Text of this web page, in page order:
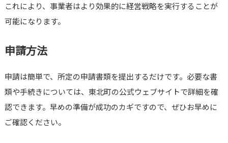
これにより、事業者はより効果的に経営戦略を実行することが
可能になります。
申請方法
申請は簡単で、所定の申請書類を提出するだけです。必要な書
類や手続きについては、東北町の公式ウェブサイトで詳細を確
認できます。早めの準備が成功のカギですので、ぜひお早めに
ご確認ください。